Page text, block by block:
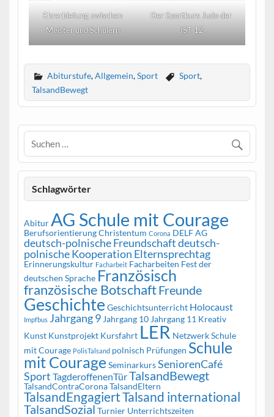
Ehrerbietung zwischen
Meister und Schülern
Der Sportkurs Judo der
JST 12
Abiturstufe,Allgemein,Sport Sport,
TalsandBewegt
Schlagwörter
Abitur AG Schule mit Courage
BerufsorientierungChristentum Corona DELF AG
deutsch-polnische Freundschaftdeutsch-
polnische Kooperation Elternsprechtag
Erinnerungskultur Facharbeit Facharbeiten Fest der
deutschen Sprache Französisch
französische BotschaftFreunde
Geschichte Geschichtsunterricht Holocaust
Impfbus Jahrgang 9 Jahrgang 10 Jahrgang 11 Kreativ
Kunst Kunstprojekt Kursfahrt LER Netzwerk Schule
mit Courage PolisTalsand polnisch Prüfungen Schule
mit Courage SeminarkursSeniorenCafé
Sport TagderoffenenTürTalsandBewegt
TalsandContraCoronaTalsandEltern
TalsandEngagiertTalsand international
TalsandSozial Turnier Unterrichtszeiten